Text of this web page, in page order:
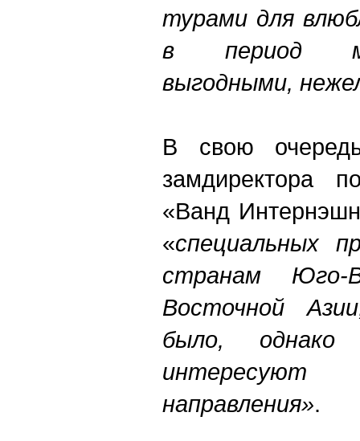
турами для
в период
выгодными,
В свою
замдиректора
«Ванд
«специальных
странам Юго-
Восточной
было, однако
направления».